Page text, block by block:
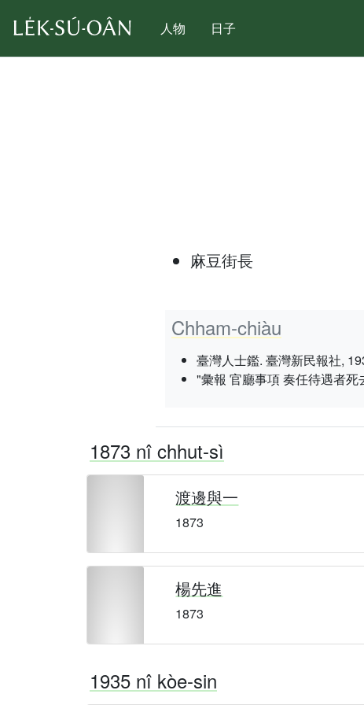
人物 日子
麻豆街長
Chham-chiàu
臺灣人士鑑. 臺灣新民報社,
"彙報 官廳事項 奏任待遇者死
1873 nî chhut-sì
渡邊與一
1873
楊先進
1873
1935 nî kòe-sin